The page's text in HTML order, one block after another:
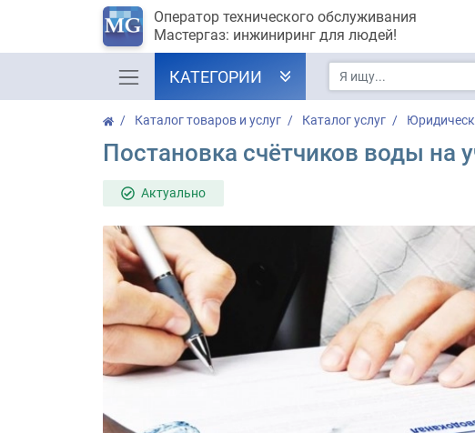
Оператор технического обслуживания
Мастергаз: инжиниринг для людей!
КАТЕГОРИИ
Каталог товаров и услуг Каталог услуг
Постановка счётчиков воды на
Актуально